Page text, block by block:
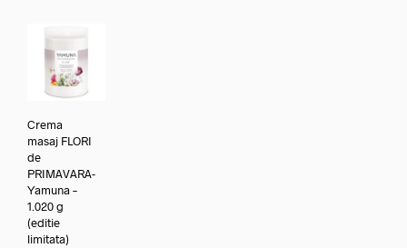
Crema
masaj FLORI
de
PRIMAVARA-
Yamuna –
1.020 g
(editie
limitata)